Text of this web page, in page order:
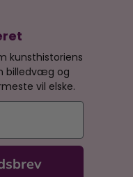
kunsthistoriens
billedvæg og
vil elske.